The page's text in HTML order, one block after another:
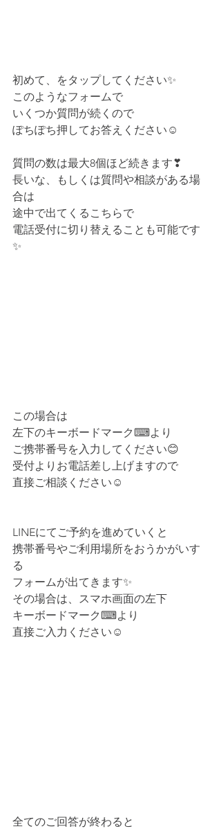
初めて、をタップしてください✨
このようなフォームで
いくつか質問が続くので
ぽちぽち押してお答えください☺
質問の数は最大8個ほど続きます❣
長いな、もしくは質問や相談がある場
合は
途中で出てくるこちらで
電話受付に切り替えることも可能です
✨
この場合は
左下のキーボードマーク⌨より
ご携帯番号を入力してください😊
受付よりお電話差し上げますので
直接ご相談ください☺
LINEにてご予約を進めていくと
携帯番号やご利用場所をおうかがいす
る
フォームが出てきます✨
その場合は、スマホ画面の左下
キーボードマーク⌨より
直接ご入力ください☺
全てのご回答が終わると